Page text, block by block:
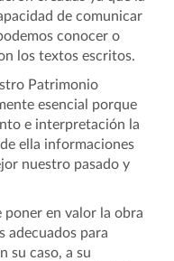
de comunicar
conocer o
los textos escritos.
Patrimonio
esencial porque
e interpretación la
ella informaciones
nuestro pasado y
poner en valor la obra
adecuados para
su caso, a su